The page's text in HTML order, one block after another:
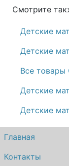
Смотрите
Детские
Детские
Все товары
Детские
Детские
Главная
Контакты